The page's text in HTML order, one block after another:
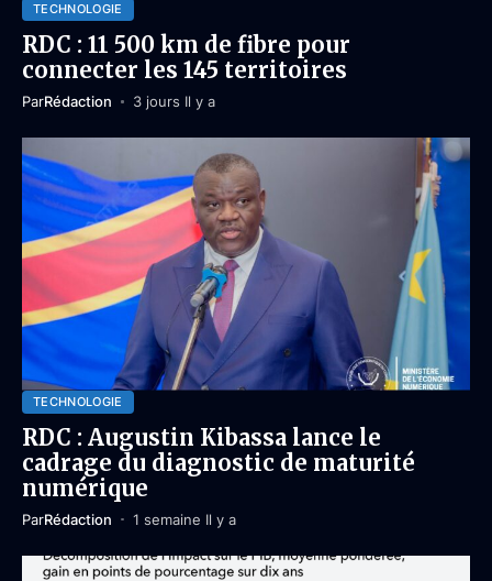
TECHNOLOGIE
RDC : 11 500 km de fibre pour
connecter les 145 territoires
ParRédaction 3 jours Il y a
TECHNOLOGIE
RDC : Augustin Kibassa lance le
cadrage du diagnostic de maturité
numérique
ParRédaction 1 semaine Il y a